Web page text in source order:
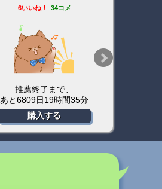
6いいね！ 34コメ
推薦終了まで、
あと6809日19時間35分
購入する